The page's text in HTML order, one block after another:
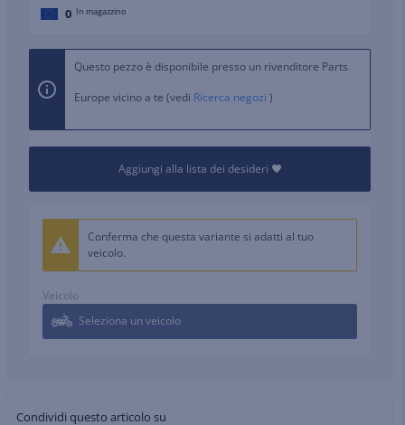
0 In magazzino
Questo pezzo è disponibile presso un rivenditore Parts
Europe vicino a te (vedi Ricerca negozi )
Aggiungi alla lista dei desideri
Conferma che questa variante si adatti al tuo
veicolo.
Veicolo
Seleziona un veicolo
Condividi questo articolo su